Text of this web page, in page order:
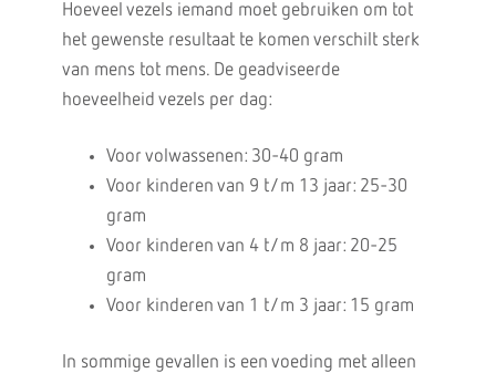
Hoeveel vezels iemand moet gebruiken om tot
het gewenste resultaat te komen verschilt sterk
van mens tot mens. De geadviseerde
hoeveelheid vezels per dag:
Voor volwassenen: 30-40 gram
Voor kinderen van 9 t/m 13 jaar: 25-30
gram
Voor kinderen van 4 t/m 8 jaar: 20-25
gram
Voor kinderen van 1 t/m 3 jaar: 15 gram
In sommige gevallen is een voeding met alleen